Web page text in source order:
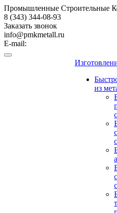
Промышленные Строительные
8 (343) 344-08-93
Заказать звонок
info@pmkmetall.ru
E-mail:
из